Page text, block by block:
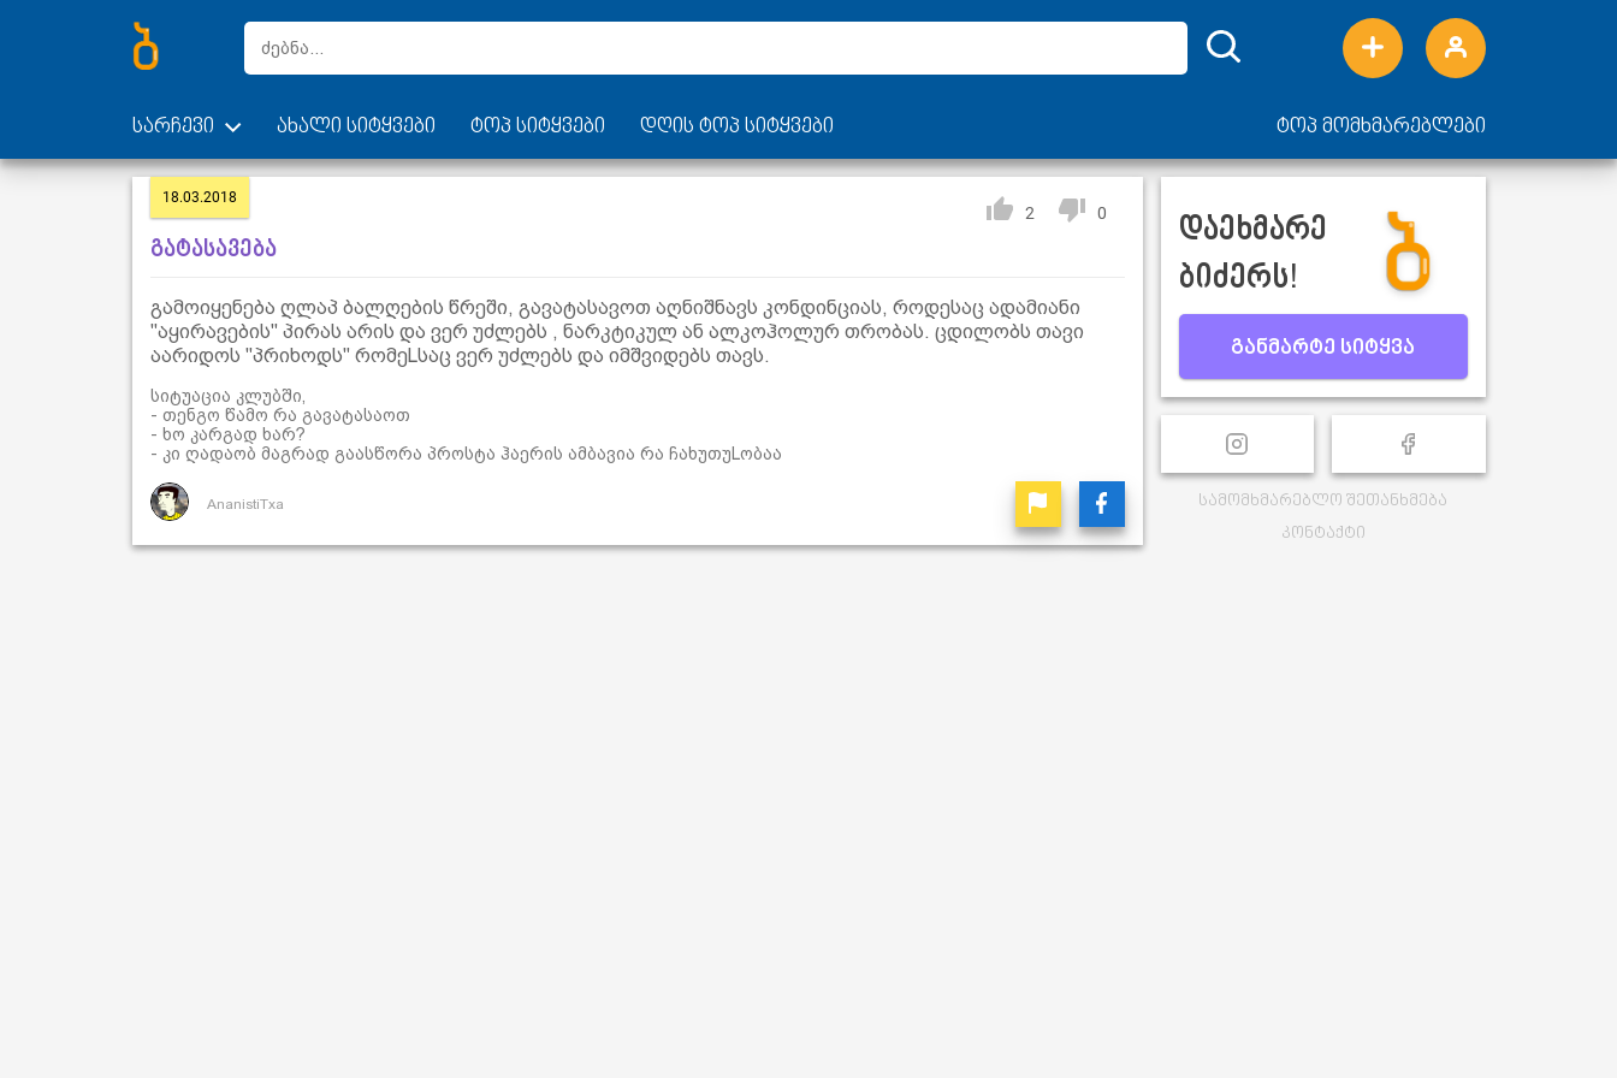
სარჩევი ახალი სიტყვები ტოპ სიტყვები დღის ტოპ სიტყვები ტოპ მომხმარებლები
18.03.2018
2 0
გატასავება
გამოიყენება ღლაპ ბალღების წრეში, გავატასავოთ აღნიშნავს კონდინციას, როდესაც ადამიანი
"აყირავების" პირას არის და ვერ უძლებს , ნარკტიკულ ან ალკოჰოლურ თრობას. ცდილობს თავი
აარიდოს "პრიხოდს" რომეLსაც ვერ უძლებს და იმშვიდებს თავს.
სიტუაცია კლუბში,
- თენგო წამო რა გავატასაოთ
- ხო კარგად ხარ?
- კი ღადაობ მაგრად გაასწორა პროსტა ჰაერის ამბავია რა ჩახუთუLობაა
AnanistiTxa
დაეხმარე
ბიძერს!
განმარტე სიტყვა
სამომხმარებლო შეთანხმება
კონტაქტი